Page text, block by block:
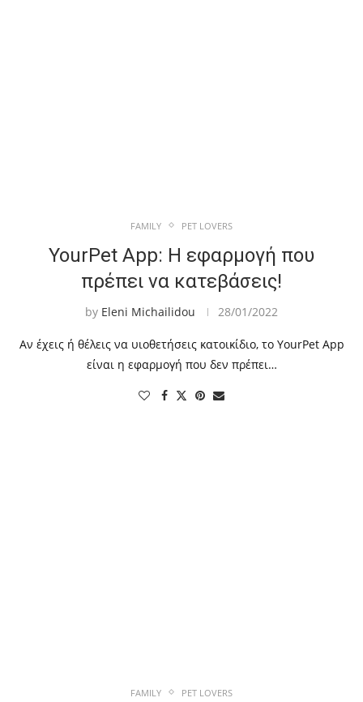
FAMILY PET LOVERS
YourPet App: Η εφαρμογή που
πρέπει να κατεβάσεις!
by Eleni Michailidou 28/01/2022
Αν έχεις ή θέλεις να υιοθετήσεις κατοικίδιο, το YourPet App
είναι η εφαρμογή που δεν πρέπει…
FAMILY PET LOVERS